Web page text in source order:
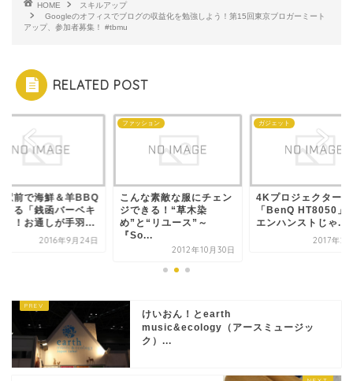
HOME
スキルアップ
Googleのオフィスでブログの収益化を勉強しよう！第15回東京ブロガーミート
アップ、参加者募集！ #tbmu
RELATED POST
駅前で海鮮＆羊BBQ
きる「銭函バーベキ
」！お通しが手羽...
2016年9月24日
ファッション
こんな素敵な服にチェン
ジできる！“草木染
め”と“リユース”～
『So...
2012年10月30日
ガジェット
4Kプロジェクター
「BenQ HT8050」
エンハンストじゃ...
2017年2
けいおん！とearth
music&ecology（アースミュージッ
ク）...